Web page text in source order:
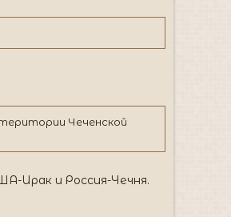
Чеченской
Ирак и Россия-Чечня.